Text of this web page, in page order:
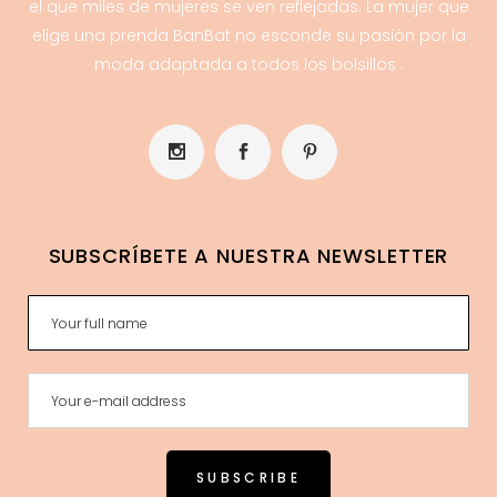
el que miles de mujeres se ven reflejadas. La mujer que
elige una prenda BanBat no esconde su pasión por la
moda adaptada a todos los bolsillos .
SUBSCRÍBETE A NUESTRA NEWSLETTER